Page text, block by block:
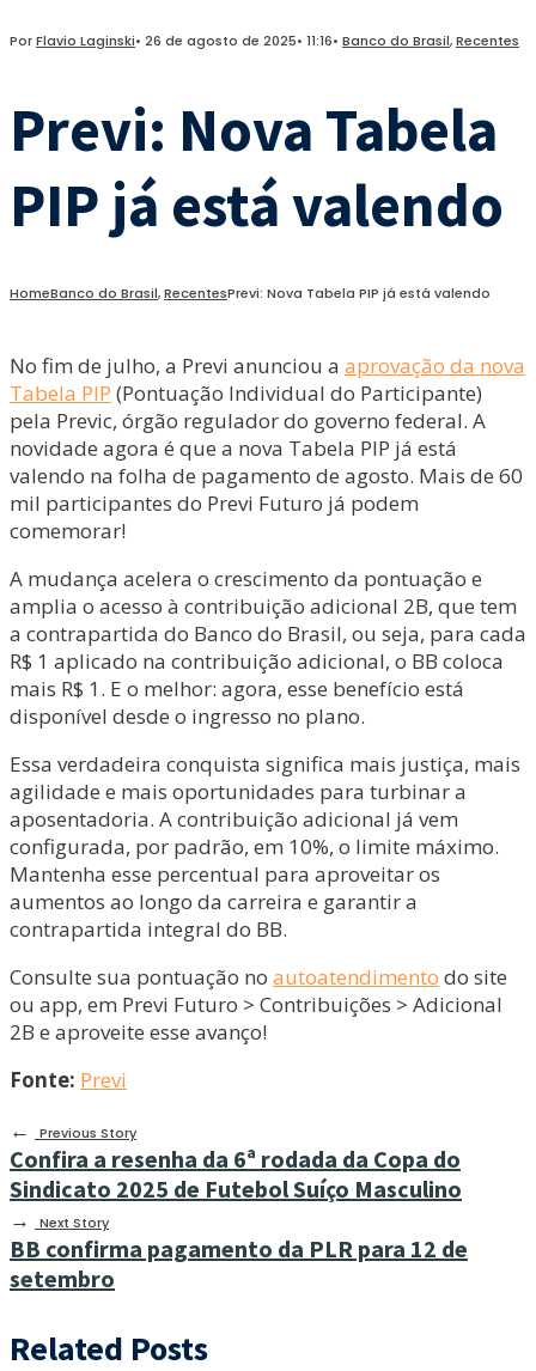
PorFlavio Laginski• 26 de agosto de 2025• 11:16• Banco do Brasil,Recentes
Previ: Nova Tabela
PIP já está valendo
HomeBanco do Brasil,RecentesPrevi: Nova Tabela PIP já está valendo
No fim de julho, a Previ anunciou a aprovação da nova
Tabela PIP (Pontuação Individual do Participante)
pela Previc, órgão regulador do governo federal. A
novidade agora é que a nova Tabela PIP já está
valendo na folha de pagamento de agosto. Mais de 60
mil participantes do Previ Futuro já podem
comemorar!
A mudança acelera o crescimento da pontuação e
amplia o acesso à contribuição adicional 2B, que tem
a contrapartida do Banco do Brasil, ou seja, para cada
R$ 1 aplicado na contribuição adicional, o BB coloca
mais R$ 1. E o melhor: agora, esse benefício está
disponível desde o ingresso no plano.
Essa verdadeira conquista significa mais justiça, mais
agilidade e mais oportunidades para turbinar a
aposentadoria. A contribuição adicional já vem
configurada, por padrão, em 10%, o limite máximo.
Mantenha esse percentual para aproveitar os
aumentos ao longo da carreira e garantir a
contrapartida integral do BB.
Consulte sua pontuação no autoatendimento do site
ou app, em Previ Futuro > Contribuições > Adicional
2B e aproveite esse avanço!
Fonte: Previ
←
Previous Story
Confira a resenha da 6ª rodada da Copa do
Sindicato 2025 de Futebol Suíço Masculino
→ Next Story
BB confirma pagamento da PLR para 12 de
setembro
Related Posts